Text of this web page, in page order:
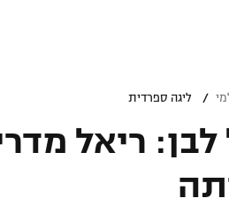
– פודקאסט
מכבי
/ ליגה ספרדית